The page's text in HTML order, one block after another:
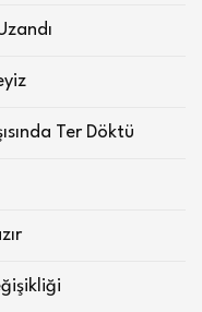
Ter Döktü